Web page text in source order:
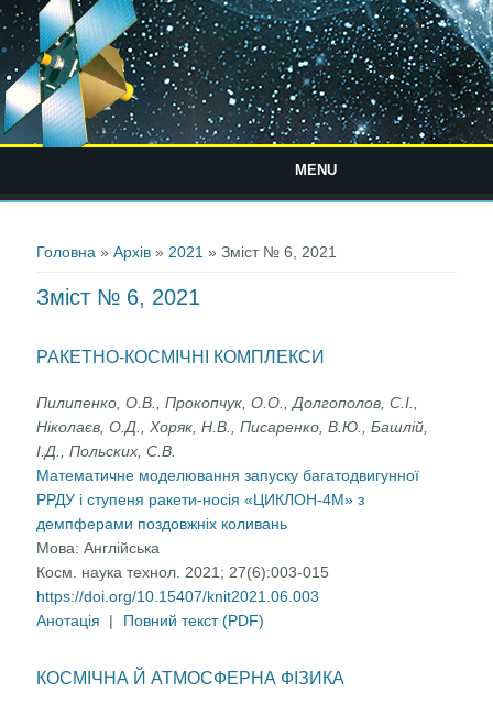
MENU
Головна »Архів » 2021 » Зміст № 6, 2021
Зміст № 6, 2021
РАКЕТНО-КОСМІЧНІ КОМПЛЕКСИ
Пилипенко, О.В., Прокопчук, О.O., Долгополов, С.I.,
Нiколаєв, О.Д., Хоряк, Н.В., Писаренко, В.Ю., Башлiй,
І.Д., Польских, С.В.
Математичне моделювання запуску багатодвигунної
РРДУ і ступеня ракети-носія «ЦИКЛОН-4М» з
демпферами поздовжніх коливань
Мова:Англійська
Косм. наука технол. 2021; 27(6):003-015
https://doi.org/10.15407/knit2021.06.003
Анотація
| Повний текст (PDF)
КОСМІЧНА Й АТМОСФЕРНА ФІЗИКА